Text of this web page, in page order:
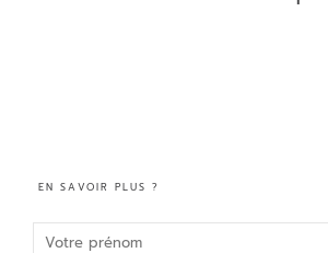
EN SAVOIR PLUS ?